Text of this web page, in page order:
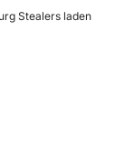
Stealers laden